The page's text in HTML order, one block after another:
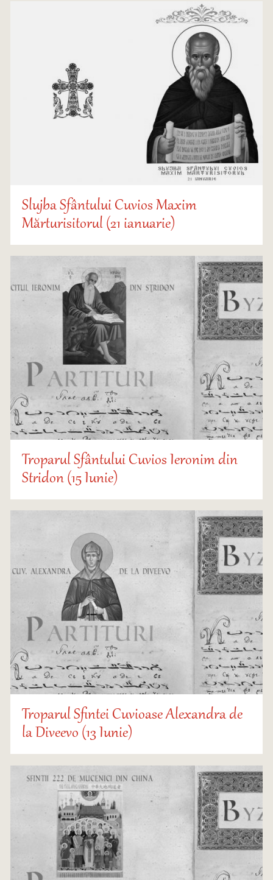
Slujba Sfântului Cuvios Maxim
Mărturisitorul (21 ianuarie)
Troparul Sfântului Cuvios Ieronim din
Stridon (15 Iunie)
Troparul Sfintei Cuvioase Alexandra de
la Diveevo (13 Iunie)